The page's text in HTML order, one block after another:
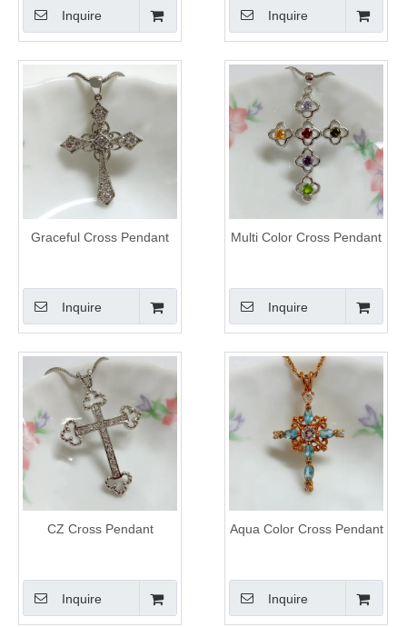
Inquire Inquire
Graceful Cross Pendant
Inquire
Multi Color Cross Pendant
Inquire
CZ Cross Pendant
Inquire
Aqua Color Cross Pendant
Inquire